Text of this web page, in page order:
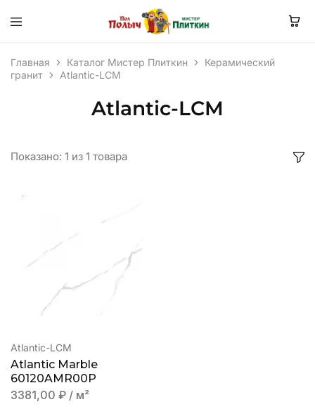
Главная Каталог Мистер Плиткин
Керамический
гранит
Atlantic-LCM
Atlantic-LCM
Показано: 1 из 1 товара
Atlantic-LCM
Atlantic Marble
60120AMR00P
3381,00 ₽ / м²